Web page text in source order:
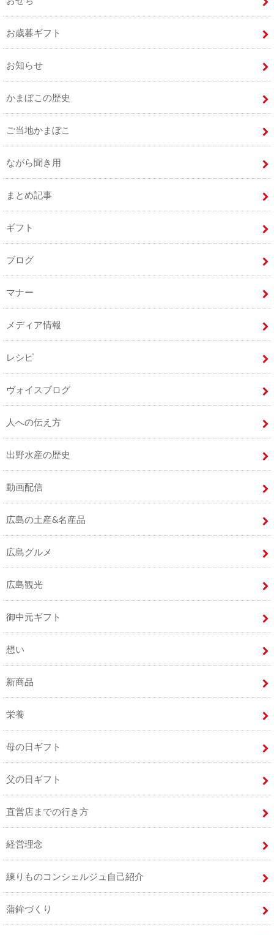
お歳暮ギフト
お知らせ
かまぼこの歴史
ご当地かまぼこ
ながら聞き用
まとめ記事
ギフト
ブログ
マナー
メディア情報
レシピ
ヴォイスブログ
人への伝え方
出野水産の歴史
動画配信
広島の土産&名産品
広島グルメ
広島観光
御中元ギフト
想い
新商品
栄養
母の日ギフト
父の日ギフト
直営店までの行き方
経営理念
練りものコンシェルジュ自己紹介
蒲鉾づくり